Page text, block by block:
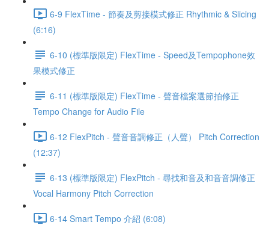
6-9 FlexTime - 節奏及剪接模式修正 Rhythmic & Slicing
(6:16)
6-10 (標準版限定) FlexTime - Speed及Tempophone效
果模式修正
6-11 (標準版限定) FlexTime - 聲音檔案選節拍修正
Tempo Change for Audio File
6-12 FlexPitch - 聲音音調修正（人聲） Pitch Correction
(12:37)
6-13 (標準版限定) FlexPitch - 尋找和音及和音音調修正
Vocal Harmony Pitch Correction
6-14 Smart Tempo 介紹 (6:08)